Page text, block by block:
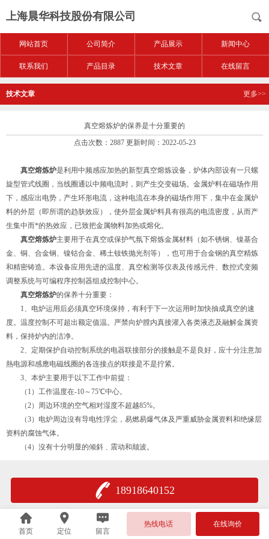
上海晨华科技股份有限公司
网站首页 公司简介 产品展示 新闻中心
联系我们 产品目录 技术文章 在线留言
技术文章 更多>>
真空熔炼炉的保养是十分重要的
点击次数：2887 更新时间：2022-05-23
真空熔炼炉是利用中频感应加热的新型真空熔炼设备，炉体内部设有一只螺
旋型管式线圈，当线圈通以中频电流时，则产生交变磁场。金属炉料在磁场作用
下，感应出电势，产生环形电流，这种电流在本身的磁场作用下，集中在金属炉
料的外层（即所谓的趋肤效应），使外层金属炉料具有很高的电流密度，从而产
生集中而*的热效应，已致把金属物料加热或熔化。
真空熔炼炉主要用于在真空或保护气氛下熔炼金属材料（如不锈钢、镍基合
金、铜、合金钢、镍钴合金、稀土钕铁抛光剂等），也可用于合金钢的真空精炼
和精密铸造。本设备应用先进的温度、真空检测等仪表及传感元件、数控式变频
调整系统与可编程序控制器组成控制中心。
真空熔炼炉的保养十分重要：
1、电炉运用后必须真空环境保持，有利于下一次运用时加快抽成真空的速
度。温度控制不可超出额定值温。严禁向炉膛内真接灌入各类液态及融解金属资
料，保持炉内的洁净。
2、定期保护自动控制系统的电器联接部分的接触是不是良好，应十分注意加
熱电源和感應电磁线圈的各连接点的联接是不是拧紧。
3、本炉主要用于以下工作中前提：
（1）工作温度在-10～75℃中心。
（2）周边环境的空气相对湿度不超越85%。
（3）电炉周边沒有导电性浮尘，易燃易爆气体及严重威胁金属资料和绝缘层
资料的腐蚀气体。
（4）沒有十分明显的倾斜﹑震动和颠波。
18918640152
首页 定位 留言
热线电话 在线询价